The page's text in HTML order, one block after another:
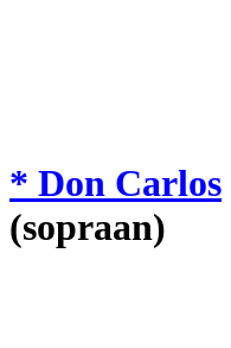
* Don Carlos
(sopraan)